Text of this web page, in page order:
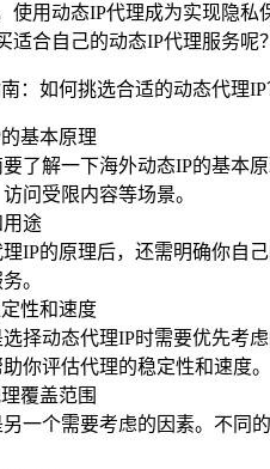
使用动态IP代理成为实现隐
适合自己的动态IP代理服务
基本原理
了解一下海外动态IP的基本
问受限内容等场景。
用途
IP的原理后，还需明确你自
。
性和速度
择动态代理IP时需要优先考
你评估代理的稳定性和速度。
覆盖范围
一个需要考虑的因素。不同